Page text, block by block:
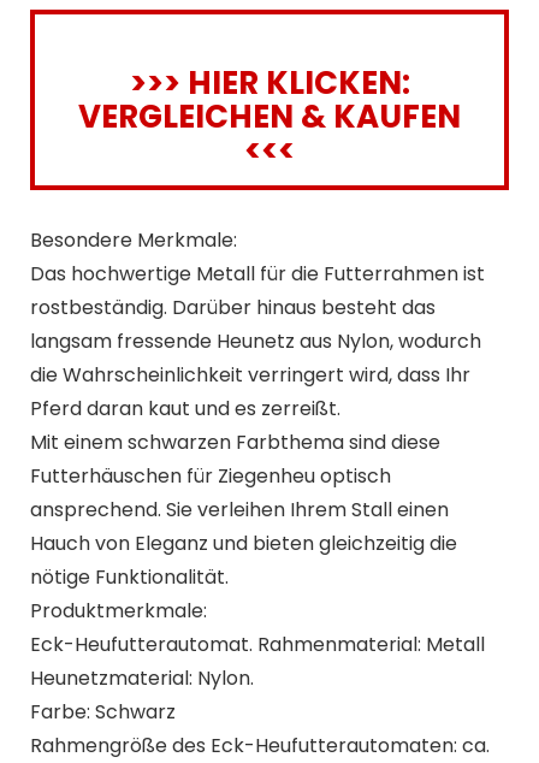
>>> HIER KLICKEN:
VERGLEICHEN & KAUFEN
<<<
Besondere Merkmale:
Das hochwertige Metall für die Futterrahmen ist
rostbeständig. Darüber hinaus besteht das
langsam fressende Heunetz aus Nylon, wodurch
die Wahrscheinlichkeit verringert wird, dass Ihr
Pferd daran kaut und es zerreißt.
Mit einem schwarzen Farbthema sind diese
Futterhäuschen für Ziegenheu optisch
ansprechend. Sie verleihen Ihrem Stall einen
Hauch von Eleganz und bieten gleichzeitig die
nötige Funktionalität.
Produktmerkmale:
Eck-Heufutterautomat. Rahmenmaterial: Metall
Heunetzmaterial: Nylon.
Farbe: Schwarz
Rahmengröße des Eck-Heufutterautomaten: ca.